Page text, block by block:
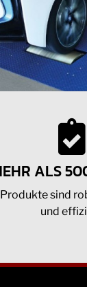
ALS
sind
und